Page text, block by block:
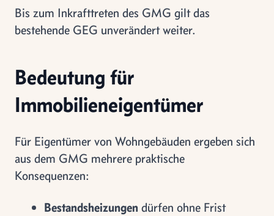
Bis zum Inkrafttreten des GMG gilt das
bestehende GEG unverändert weiter.
Bedeutung für
Immobilieneigentümer
Für Eigentümer von Wohngebäuden ergeben sich
aus dem GMG mehrere praktische
Konsequenzen:
Bestandsheizungen dürfen ohne Frist